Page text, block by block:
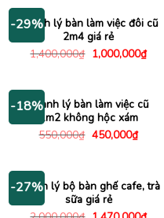
-29%
Thanh lý bàn làm việc đôi cũ
2m4 giá rẻ
1,400,000₫ Giá
gốc
1,000,000₫Giá
hiện
-18%Thanh lý bàn làm việc cũ
1m2 không hộc xám
550,000₫ Giá
450,000₫Giá
hiện
-27%
Thanh lý bộ bàn ghế cafe, trà
sữa giá rẻ